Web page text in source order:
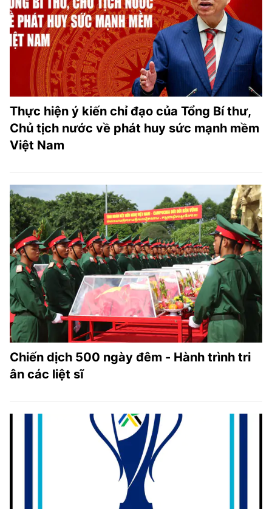
Thực hiện ý kiến chỉ đạo của Tổng Bí thư,
Chủ tịch nước về phát huy sức mạnh mềm
Việt Nam
Chiến dịch 500 ngày đêm - Hành trình tri
ân các liệt sĩ